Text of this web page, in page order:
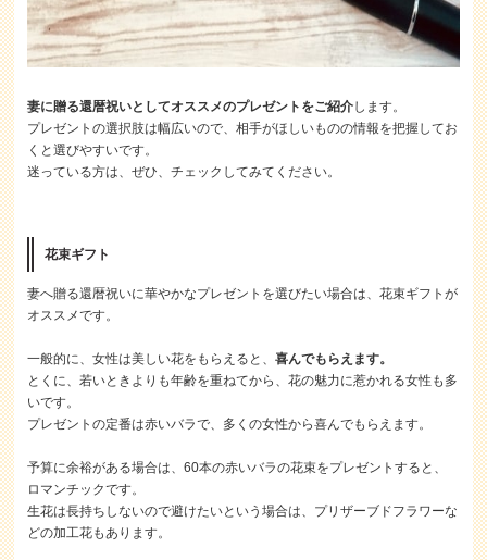
妻に贈る還暦祝いとしてオススメのプレゼントをご紹介します。
プレゼントの選択肢は幅広いので、相手がほしいものの情報を把握してお
くと選びやすいです。
迷っている方は、ぜひ、チェックしてみてください。
花束ギフト
妻へ贈る還暦祝いに華やかなプレゼントを選びたい場合は、花束ギフトが
オススメです。
一般的に、女性は美しい花をもらえると、喜んでもらえます。
とくに、若いときよりも年齢を重ねてから、花の魅力に惹かれる女性も多
いです。
プレゼントの定番は赤いバラで、多くの女性から喜んでもらえます。
予算に余裕がある場合は、60本の赤いバラの花束をプレゼントすると、
ロマンチックです。
生花は長持ちしないので避けたいという場合は、プリザーブドフラワーな
どの加工花もあります。